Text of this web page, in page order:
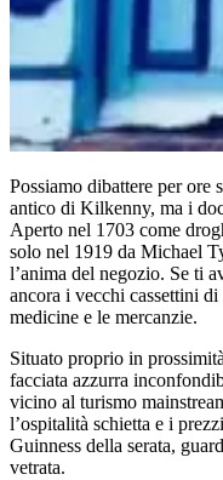
Possiamo dibattere per ore
antico di Kilkenny, ma i
Aperto nel 1703 come
solo nel 1919 da Michael
l’anima del negozio. Se ti
ancora i vecchi cassettini
medicine e le mercanzie.
Situato proprio in
facciata azzurra
vicino al turismo
l’ospitalità schietta e i
Guinness della serata,
vetrata.